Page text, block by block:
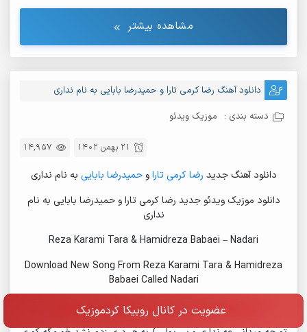
مشاهده بیشتر
دانلود آهنگ رضا کرمی تارا و حمیدرضا بابایی به نام نداری
دسته بندی : موزیک ویدئو
14,957 21 بهمن 1402
دانلود آهنگ جدید رضا کرمی تاراوحمیدرضا بابایی به نام نداری
دانلود موزیک ویدئو جدید رضا کرمی تارا و حمیدرضا بابایی به نام
نداری
Reza Karami Tara & Hamidreza Babaei – Nadari
Download New Song From Reza Karami Tara & Hamidreza
Babaei Called Nadari
+ متن آهنگ رضا کرمی تارا و حمیدرضا بابایی به نام نداری
عضویت در کانال روبیکا کردموزیک